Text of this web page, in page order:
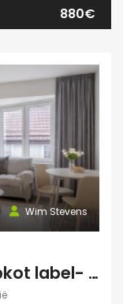
880€
Wim Stevens
Moderne studio -met topkot label- te huur gelegen in hartje Mechelen